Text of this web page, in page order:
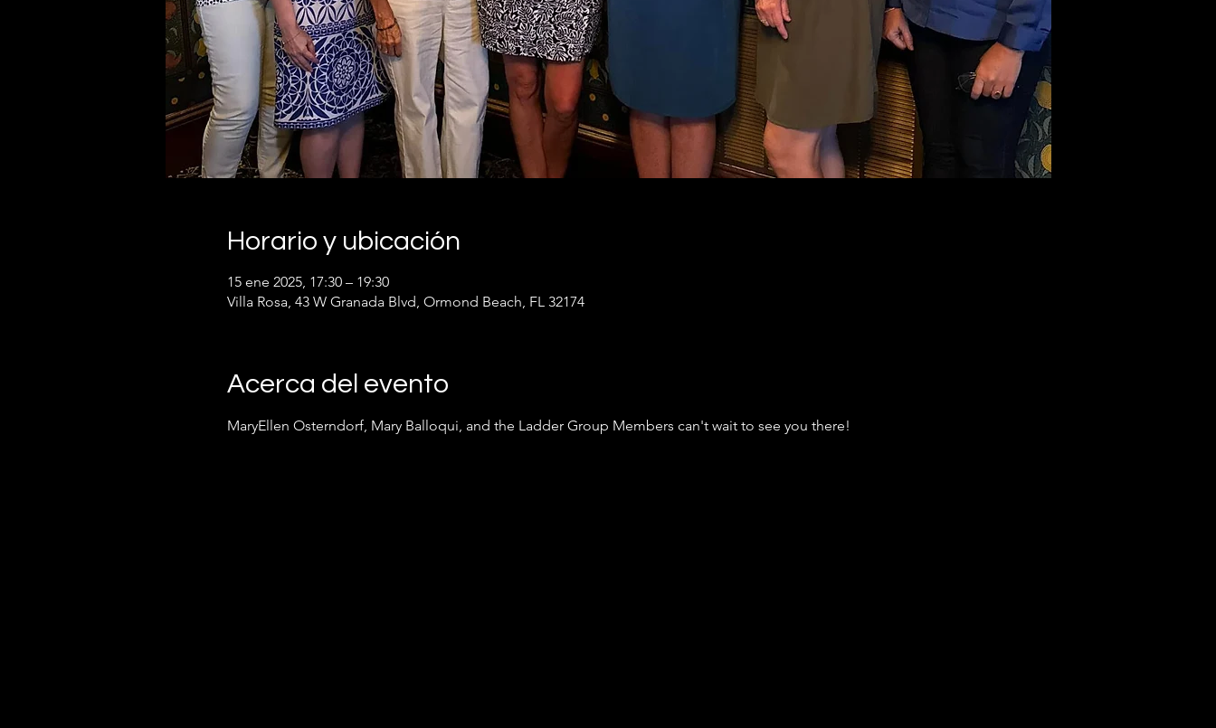
Horario y ubicación
15 ene 2025, 17:30 – 19:30
Villa Rosa, 43 W Granada Blvd, Ormond Beach, FL 32174
Acerca del evento
MaryEllen Osterndorf, Mary Balloqui, and the Ladder Group Members can't wait to see you there!